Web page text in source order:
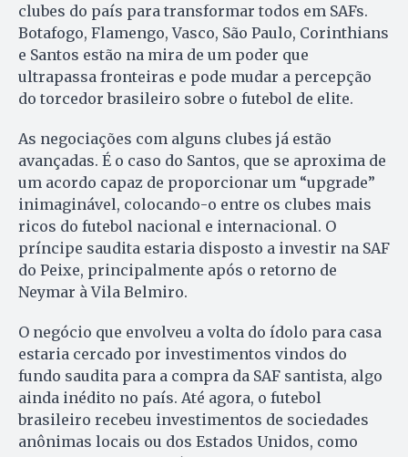
clubes do país para transformar todos em SAFs.
Botafogo, Flamengo, Vasco, São Paulo, Corinthians
e Santos estão na mira de um poder que
ultrapassa fronteiras e pode mudar a percepção
do torcedor brasileiro sobre o futebol de elite.
As negociações com alguns clubes já estão
avançadas. É o caso do Santos, que se aproxima de
um acordo capaz de proporcionar um “upgrade”
inimaginável, colocando-o entre os clubes mais
ricos do futebol nacional e internacional. O
príncipe saudita estaria disposto a investir na SAF
do Peixe, principalmente após o retorno de
Neymar à Vila Belmiro.
O negócio que envolveu a volta do ídolo para casa
estaria cercado por investimentos vindos do
fundo saudita para a compra da SAF santista, algo
ainda inédito no país. Até agora, o futebol
brasileiro recebeu investimentos de sociedades
anônimas locais ou dos Estados Unidos, como